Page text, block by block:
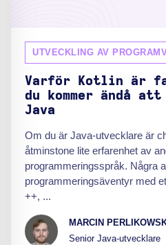
UTVECKLING AV
Varför Kotlin är
du kommer ändå
Java
Om du är Java-utvecklare är
åtminstone lite erfarenhet av
programmeringsspråk. Några
programmeringsäventyr med
++, ...
MARCIN
Senior Java-utvecklare